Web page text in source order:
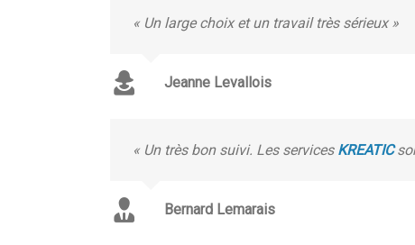
« Un large choix et un travail très sérieux »
Jeanne Levallois
« Un très bon suivi. Les services KREATIC
Bernard Lemarais